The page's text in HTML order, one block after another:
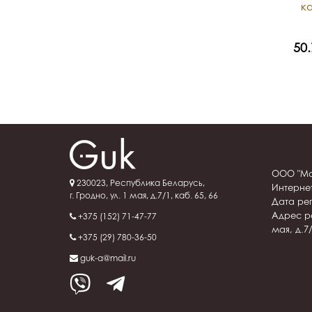
230023, Республика Беларусь,
г. Гродно, ул. 1 мая, д.7/1, каб. 65, 66
+375 (152) 71-47-77
+375 (29) 780-36-50
guk-a@mail.ru
ООО
Дата
Адрес
мая,